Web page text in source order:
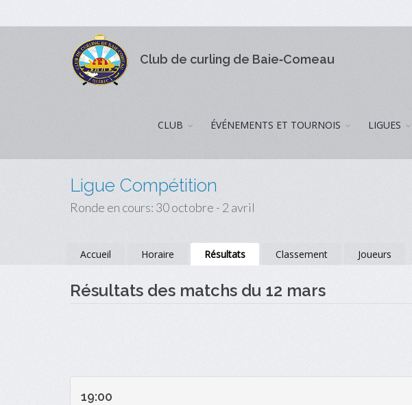
Club de curling de Baie‑Comeau
CLUB ÉVÉNEMENTS ET TOURNOIS LIGUES
Ligue Compétition
Ronde en cours: 30 octobre - 2 avril
Accueil Horaire Résultats Classement Joueurs
Résultats des matchs du 12 mars
19:00